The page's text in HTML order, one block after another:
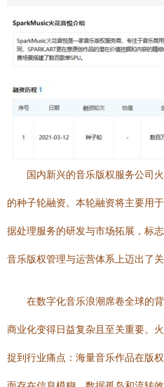
国内新兴的音乐版权服务公司
的种子轮融资。本轮融资将主要用
据处理服务的研发与市场拓展，标
音乐版权管理与运营体系上迈出了关
在数字化音乐浪潮席卷全球的
商业化变得日益复杂且至关重要。
捉到行业痛点：海量音乐作品在版